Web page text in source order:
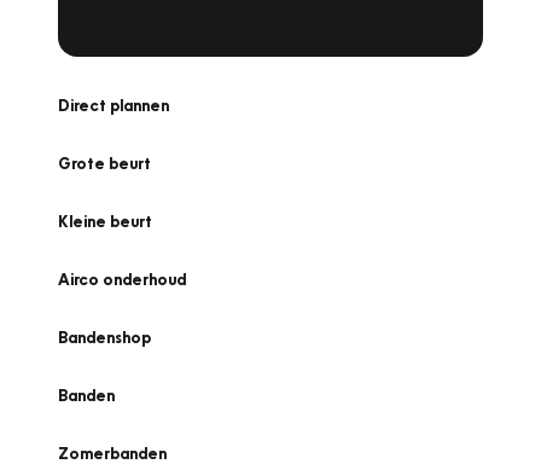
Direct plannen
Grote beurt
Kleine beurt
Airco onderhoud
Bandenshop
Banden
Zomerbanden